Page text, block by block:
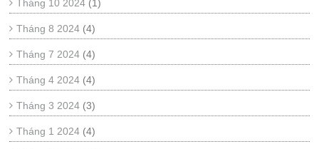
Tháng 10 2024 (1)
Tháng 8 2024 (4)
Tháng 7 2024 (4)
Tháng 4 2024 (4)
Tháng 3 2024 (3)
Tháng 1 2024 (4)